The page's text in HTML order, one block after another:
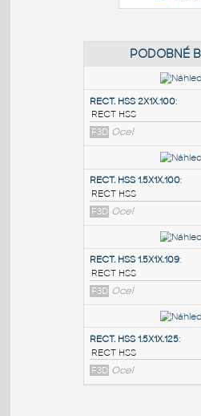
RECT. HSS 2X1X.100
F3D Ocel
RECT. HSS
RECT HSS
F3D Ocel